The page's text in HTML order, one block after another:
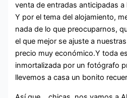
venta de entradas anticipadas
Y por el tema del alojamiento,
nada de lo que preocuparnos,
el que mejor se ajuste a
precio muy económico.Y toda
inmortalizada por un fotógrafo
llevemos a casa un bonito